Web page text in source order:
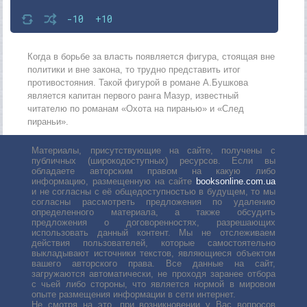
-10 +10
Когда в борьбе за власть появляется фигура, стоящая вне
политики и вне закона, то трудно представить итог
противостояния. Такой фигурой в романе А.Бушкова
является капитан первого ранга Мазур, известный
читателю по романам «Охота на пиранью» и «След
пираньи».
Материалы, присутствующие на сайте, получены с
публичных (широкодоступных) ресурсов. Если вы
обладаете авторским правом на какую либо
информацию, размещенную на сайте booksonline.com.ua
и не согласны с её общедоступностью в будущем, то мы
согласны рассмотреть предложения по удалению
определенного материала, а также обсудить
предложения о договоренностях, разрешающих
использовать данный контент. Мы не отслеживаем
действия пользователей, которые самостоятельно
выкладывают источники текстов, являющиеся объектом
вашего авторского права. Все данные на сайт,
загружаются автоматически, не проходя заранее отбора
с чьей либо стороны, что является нормой в мировом
опыте размещения информации в сети интернет.
Не смотря на это, при возникновении у Вас вопросов